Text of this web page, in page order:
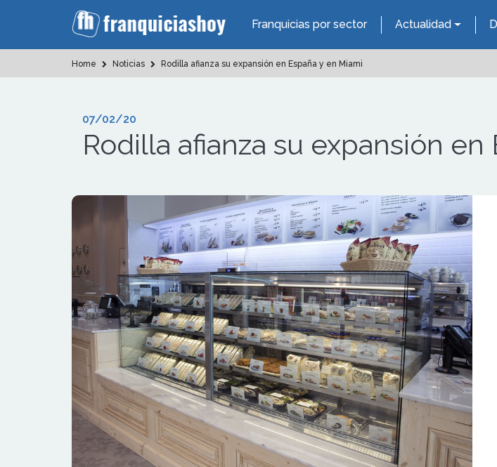
Franquicias por sector Actualidad
Home Noticias Rodilla afianza su expansión en España y en Miami
07/02/20
Rodilla afianza su expansión en